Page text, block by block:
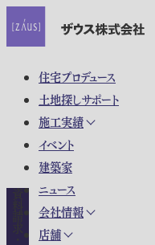
住宅プロデュース
土地探しサポート
施工実績
イベント
建築家
ニュース
会社情報
店舗